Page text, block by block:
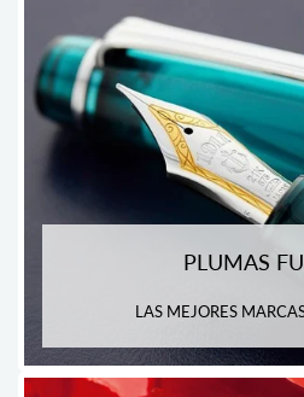
PLUMAS
LAS MEJORES